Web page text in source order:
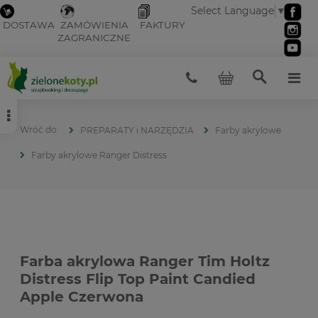
DOSTAWA ZAMÓWIENIA
ZAGRANICZNE
FAKTURY
Select Language ▼
PREPARATY i NARZĘDZIA Farby akrylowe
Farby akrylowe Ranger Distress
Farba akrylowa Ranger Tim Holtz
Distress Flip Top Paint Candied
Apple Czerwona